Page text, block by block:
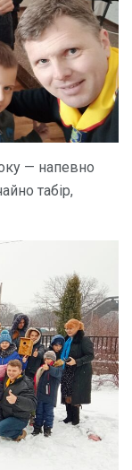
— напевно
табір,